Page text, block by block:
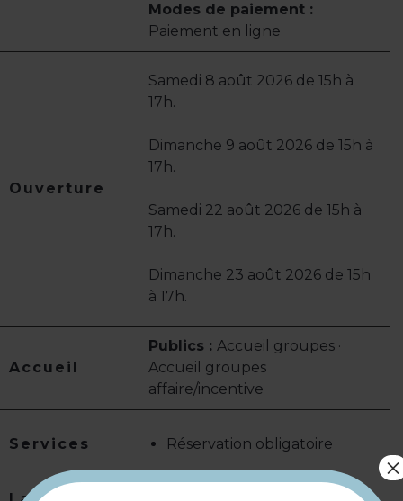
Modes de paiement :
Paiement en ligne
Ouverture
Samedi 8 août 2026 de 15h à
17h.
Dimanche 9 août 2026 de 15h à
17h.
Samedi 22 août 2026 de 15h à
17h.
Dimanche 23 août 2026 de 15h
à 17h.
Accueil
Publics : Accueil groupes ·
Accueil groupes
affaire/incentive
Services Réservation obligatoire
×